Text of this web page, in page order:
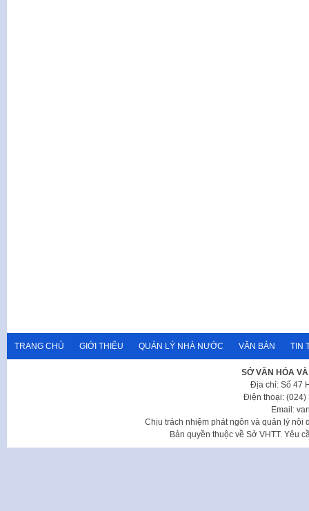
TRANG CHỦ GIỚI THIỆU QUẢN LÝ NHÀ NƯỚC VĂN BẢN TIN
SỞ VĂN HÓA
Địa chỉ: Số 47
Điện thoại: (024)
Email:
Chịu trách nhiệm phát ngôn và quản lý nội
Bản quyền thuộc về Sở VHTT. Yêu